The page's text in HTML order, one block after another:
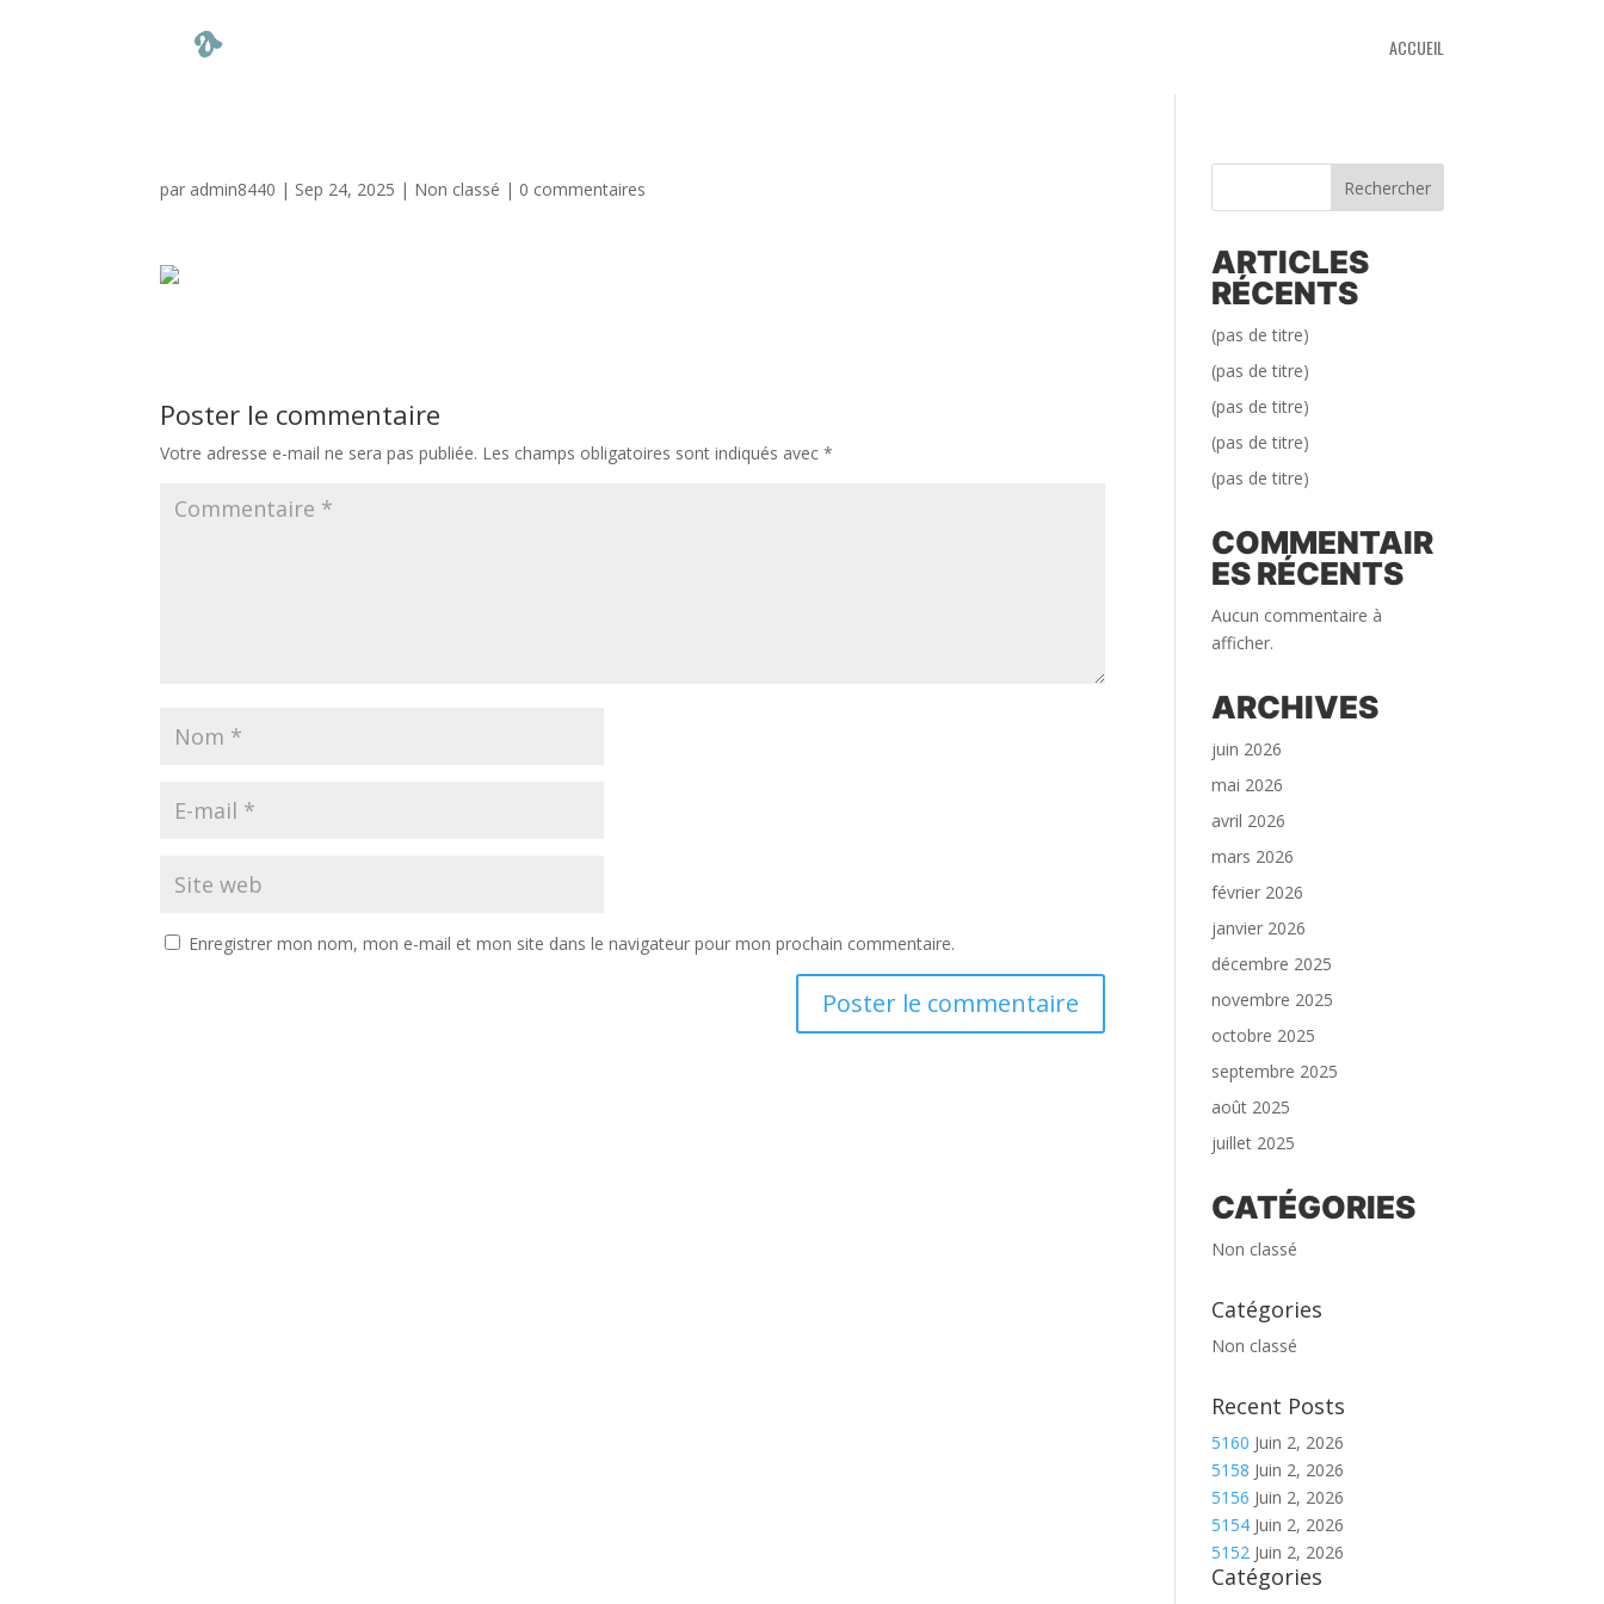
ACCUEIL
par admin8440 | Sep 24, 2025 | Non classé | 0 commentaires
Poster le commentaire
Votre adresse e-mail ne sera pas publiée. Les champs obligatoires sont indiqués avec*
Enregistrer mon nom, mon e-mail et mon site dans le navigateur pour mon prochain commentaire.
Rechercher
ARTICLES
RÉCENTS
(pas de titre)
(pas de titre)
(pas de titre)
(pas de titre)
(pas de titre)
COMMENTAIR
ES RÉCENTS
Aucun commentaire à
afficher.
ARCHIVES
juin 2026
mai 2026
avril 2026
mars 2026
février 2026
janvier 2026
décembre 2025
novembre 2025
octobre 2025
septembre 2025
août 2025
juillet 2025
CATÉGORIES
Non classé
Catégories
Non classé
Recent Posts
5160 Juin 2, 2026
5158 Juin 2, 2026
5156 Juin 2, 2026
5154 Juin 2, 2026
5152 Juin 2, 2026
Catégories